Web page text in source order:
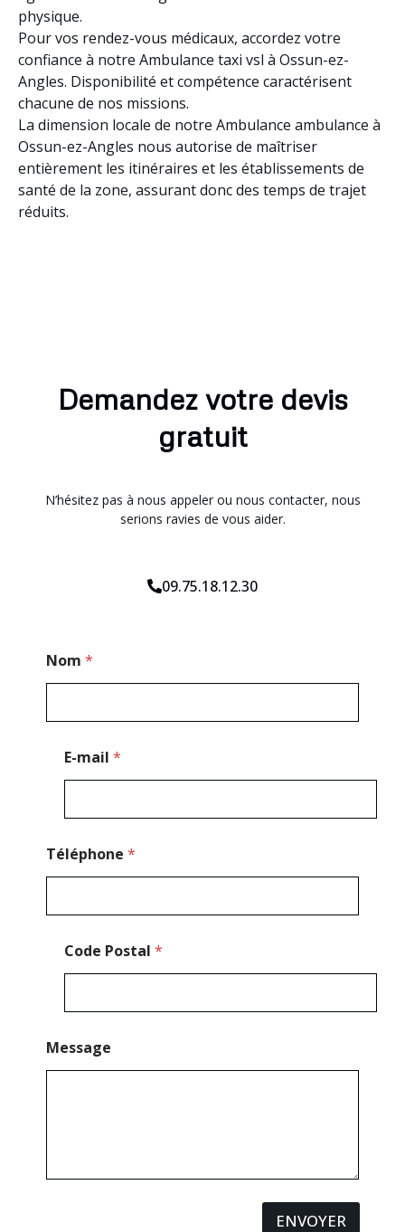
physique.
Pour vos rendez-vous médicaux, accordez votre
confiance à notre Ambulance taxi vsl à Ossun-ez-
Angles. Disponibilité et compétence caractérisent
chacune de nos missions.
La dimension locale de notre Ambulance ambulance à
Ossun-ez-Angles nous autorise de maîtriser
entièrement les itinéraires et les établissements de
santé de la zone, assurant donc des temps de trajet
réduits.
Demandez votre devis
gratuit
N’hésitez pas à nous appeler ou nous contacter, nous
serions ravies de vous aider.
09.75.18.12.30
Nom *
E-mail *
Téléphone *
Code Postal *
Message
ENVOYER